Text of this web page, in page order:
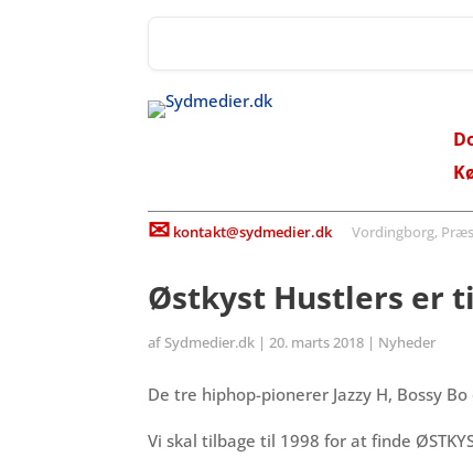
✉ kontakt@sydmedier.dkVordingborg,
Østkyst Hustlers er
af Sydmedier.dk |20. marts 2018 | Nyheder
De tre hiphop-pionerer Jazzy H, Bossy
Vi skal tilbage til 1998 for at finde